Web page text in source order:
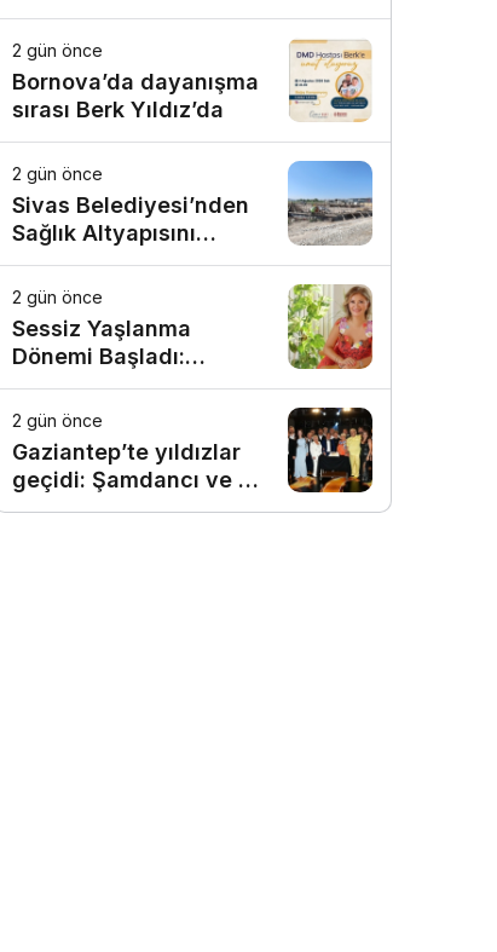
kurtarıyor
2 gün önce
Bornova’da dayanışma
sırası Berk Yıldız’da
2 gün önce
Sivas Belediyesi’nden
Sağlık Altyapısını
Güçlendirecek Yatırım
2 gün önce
Sessiz Yaşlanma
Dönemi Başladı:
Estetikte Yeni Trend,
Doğallığı Yıllarca
Korumak
2 gün önce
Gaziantep’te yıldızlar
geçidi: Şamdancı ve By
Mustafa açılışı ile